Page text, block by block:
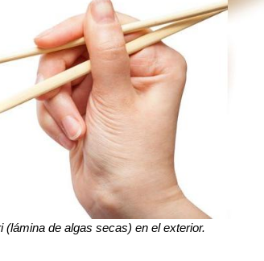
(lámina de algas secas) en el exterior.